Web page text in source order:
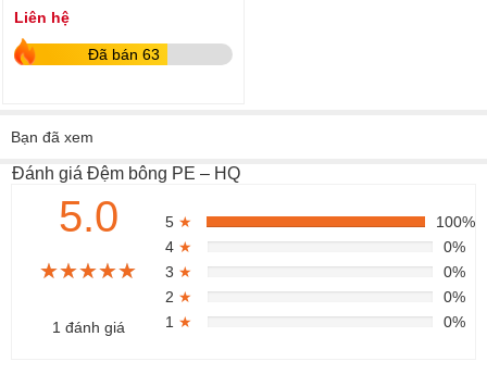
Liên hệ
Đã bán 63
Bạn đã xem
Đánh giá Đệm bông PE – HQ
5.0
★★★★★
★★★★★
★★★★★
1 đánh giá
5 ★
100%
4 ★
0%
3 ★
0%
2 ★
0%
1 ★ 0%